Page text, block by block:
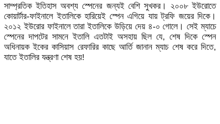
সাম্প্রতিক ইতিহাস অবশ্য স্পেনের জন্যই বেশি সুখকর। ২০০৮ ইউরোতে
কোয়ার্টার-ফাইনালে ইতালিকে হারিয়েই স্পেন এগিয়ে যায় ট্রফি জয়ের দিকে।
২০১২ ইউরোর ফাইনালে তারা ইতালিকে উড়িয়ে দেয় ৪-০ গোলে। সেই ম্যাচে
স্পেনের দাপটের সামনে ইতালি এতটাই অসহায় ছিল যে, শেষ দিকে স্পেন
অধিনায়ক ইকের কাসিয়াস রেফারির কাছে আর্তি জানান ম্যাচ শেষ করে দিতে,
যাতে ইতালির যন্ত্রণা শেষ হয়!